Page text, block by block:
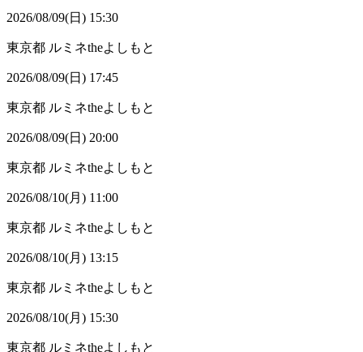
2026/08/09(日) 15:30
東京都 ルミネtheよしもと
2026/08/09(日) 17:45
東京都 ルミネtheよしもと
2026/08/09(日) 20:00
東京都 ルミネtheよしもと
2026/08/10(月) 11:00
東京都 ルミネtheよしもと
2026/08/10(月) 13:15
東京都 ルミネtheよしもと
2026/08/10(月) 15:30
東京都 ルミネtheよしもと